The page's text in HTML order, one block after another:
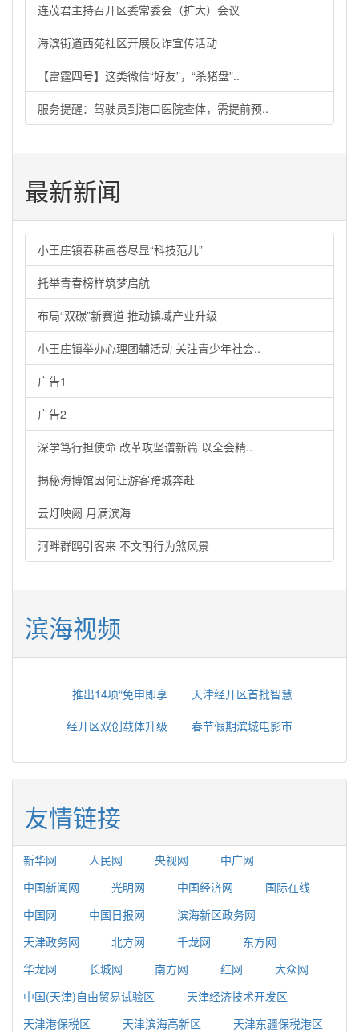
连茂君主持召开区委常委会（扩大）会议
海滨街道西苑社区开展反诈宣传活动
【雷霆四号】这类微信“好友”，“杀猪盘”..
服务提醒：驾驶员到港口医院查体，需提前预..
最新新闻
小王庄镇春耕画卷尽显“科技范儿”
托举青春榜样筑梦启航
布局“双碳”新赛道 推动镇域产业升级
小王庄镇举办心理团辅活动 关注青少年社会..
广告1
广告2
深学笃行担使命 改革攻坚谱新篇 以全会精..
揭秘海博馆因何让游客跨城奔赴
云灯映阙 月满滨海
河畔群鸥引客来 不文明行为煞风景
滨海视频
推出14项“免申即享
天津经开区首批智慧
经开区双创载体升级
春节假期滨城电影市
友情链接
新华网 人民网 央视网
中广网
中国新闻网
光明网 中国经济网
国际在线
中国网
中国日报网
滨海新区政务网
天津政务网
北方网 千龙网
东方网
华龙网
长城网 南方网 红网
大众网
中国(天津)自由贸易试验区
天津经济技术开发区
天津港保税区
天津滨海高新区 天津东疆保税港区